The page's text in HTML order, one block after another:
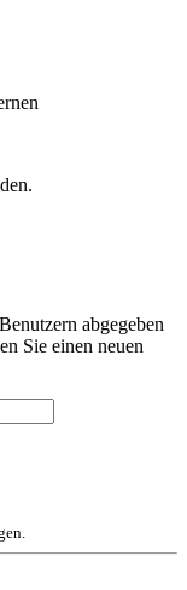
abgegeben
Sie einen neuen